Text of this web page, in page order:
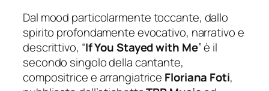
Dal mood particolarmente toccante, dallo
spirito profondamente evocativo, narrativo e
descrittivo, “If You Stayed with Me” è il
secondo singolo della cantante,
compositrice e arrangiatrice Floriana Foti,